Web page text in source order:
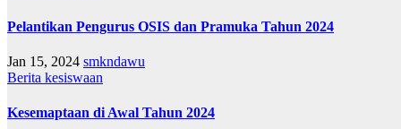
Pelantikan Pengurus OSIS dan Pramuka Tahun 2024
Jan 15, 2024 smkndawu
Berita kesiswaan
Kesemaptaan di Awal Tahun 2024